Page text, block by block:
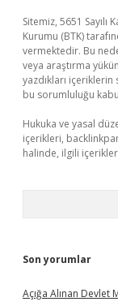
Sitemiz, 5651
Kurumu (BTK)
vermektedir. Bu
veya araştırma
yazdıkları
bu sorumluluğu
Hukuka ve yasal
içerikleri,
halinde, ilgili
Son yorumlar
Açığa Alınan Devlet